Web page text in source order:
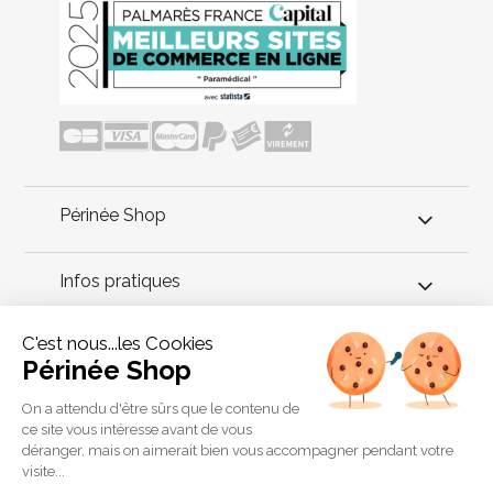
Périnée Shop
Infos pratiques
Conseils périnée
Utilisée plusieurs fois par jour, la serviette intime apaisante aide
à mieux vivre les premiers jours du post-partum. Glacée, la
serviette soulage les douleurs, ou chauffée, elle aide à calmer
les crampes utérines.
C'est nous...les Cookies
Périnée Shop
On a attendu d'être sûrs que le contenu de
ce site vous intéresse avant de vous
déranger, mais on aimerait bien vous accompagner pendant votre
visite...